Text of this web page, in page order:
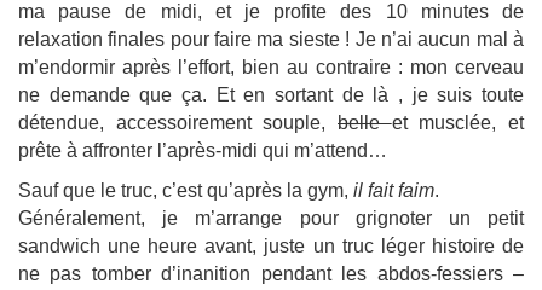
ma pause de midi, et je profite des 10 minutes de
relaxation finales pour faire ma sieste ! Je n’ai aucun mal à
m’endormir après l’effort, bien au contraire : mon cerveau
ne demande que ça. Et en sortant de là , je suis toute
détendue, accessoirement souple, belleet musclée, et
prête à affronter l’après-midi qui m’attend…
Sauf que le truc, c’est qu’après la gym, il fait faim.
Généralement, je m’arrange pour grignoter un petit
sandwich une heure avant, juste un truc léger histoire de
ne pas tomber d’inanition pendant les abdos-fessiers –